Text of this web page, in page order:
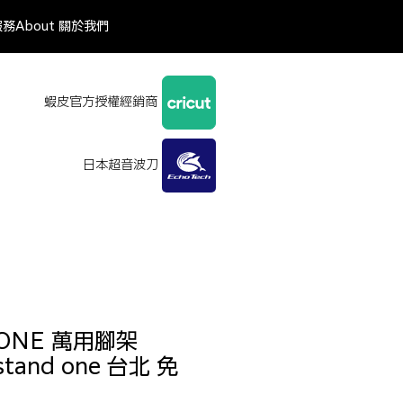
About 關於我們
蝦皮官方授權經銷商
日本超音波刀
萬用腳架
one 台北 免